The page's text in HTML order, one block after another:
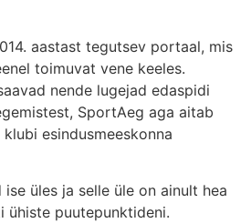
aastast tegutsev portaal, mis
toimuvat vene keeles.
nende lugejad edaspidi
SportAeg aga aitab
esindusmeeskonna
üles ja selle üle on ainult hea
ühiste puutepunktideni.